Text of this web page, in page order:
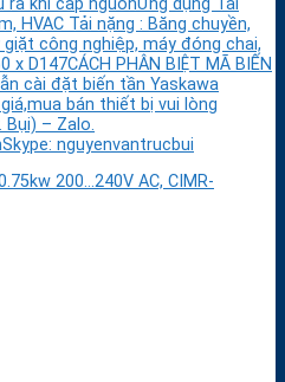
khi cấp nguồnỨng dụng Tải
HVAC Tải nặng : Băng chuyền,
công nghiệp, máy đóng chai,
D147CÁCH PHÂN BIỆT MÃ BIẾN
cài đặt biến tần Yaskawa
bán thiết bị vui lòng
Bụi) – Zalo.
nguyenvantrucbui
200…240V AC, CIMR-